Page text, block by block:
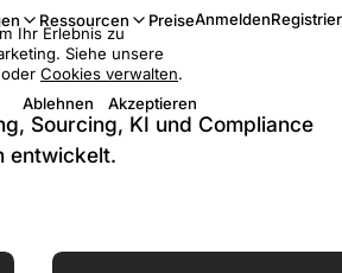
Ressourcen PreiseAnmelden
Sourcing, KI und Compliance
entwickelt.
Ihr Erlebnis zu
Siehe unsere
oder Cookies verwalten.
Ablehnen
Akzeptieren